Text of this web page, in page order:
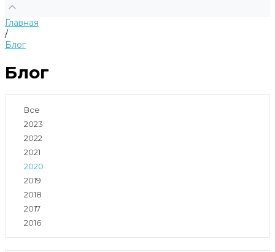
Главная
/
Блог
Блог
Все
2023
2022
2021
2020
2019
2018
2017
2016